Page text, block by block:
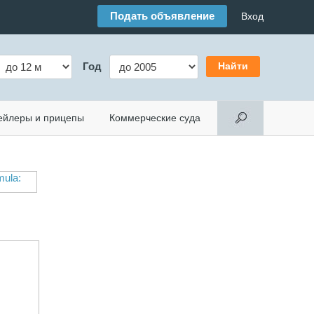
Подать объявление Вход
Год
и прицепы Коммерческие суда